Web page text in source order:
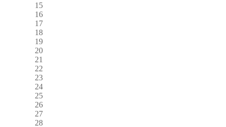
15
16
17
18
19
20
21
22
23
24
25
26
27
28